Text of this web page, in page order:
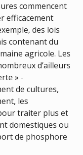
commencent
efficacement
des lois
contenant du
agricole. Les
d’ailleurs
» -
de cultures,
les
traiter plus et
domestiques ou
de phosphore